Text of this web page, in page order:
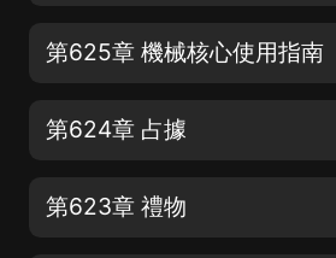
第625章 機械核心使用指南
第624章 占據
第623章 禮物